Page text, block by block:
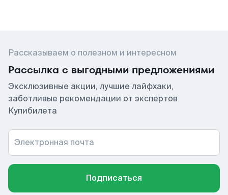
Рассказываем о полезном и интересном
Рассылка с выгодными предложениями
Эксклюзивные акции, лучшие лайфхаки,
заботливые рекомендации от экспертов
Купибилета
Электронная почта
Подписаться